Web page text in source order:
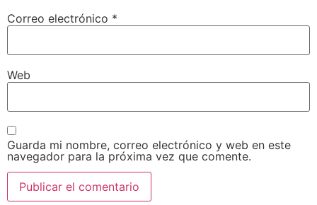
Correo electrónico *
Web
Guarda mi nombre, correo electrónico y web en este
navegador para la próxima vez que comente.